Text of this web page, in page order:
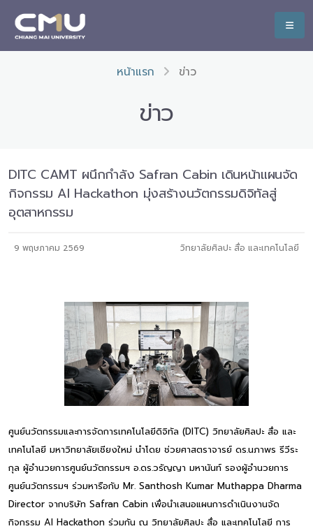
หน้าแรก ข่าว
ข่าว
DITC CAMT ผนึกกำลัง Safran Cabin เดินหน้าแผนจัด
กิจกรรม AI Hackathon มุ่งสร้างนวัตกรรมดิจิทัลสู่
อุตสาหกรรม
9 พฤษภาคม 2569 วิทยาลัยศิลปะ สื่อ และเทคโนโลยี
ศูนย์นวัตกรรมและการจัดการเทคโนโลยีดิจิทัล (DITC) วิทยาลัยศิลปะ สื่อ และ
เทคโนโลยี มหาวิทยาลัยเชียงใหม่ นำโดย ช่วยศาสตราจารย์ ดร.นภาพร รีวีระ
กุล ผู้อำนวยการศูนย์นวัตกรรมฯ อ.ดร.วรัญญา มหานันท์ รองผู้อำนวยการ
ศูนย์นวัตกรรมฯ ร่วมหารือกับ Mr. Santhosh Kumar Muthappa Dharma
Director จากบริษัท Safran Cabin เพื่อนำเสนอแผนการดำเนินงานจัด
กิจกรรม AI Hackathon ร่วมกัน ณ วิทยาลัยศิลปะ สื่อ และเทคโนโลยี การ